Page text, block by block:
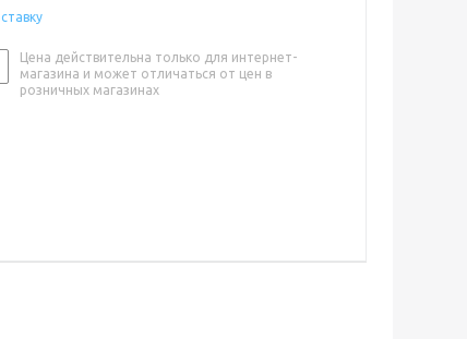
Цена действительна только для интернет-
магазина и может отличаться от цен в
розничных магазинах